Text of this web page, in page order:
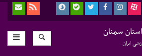
سمنان
ایران